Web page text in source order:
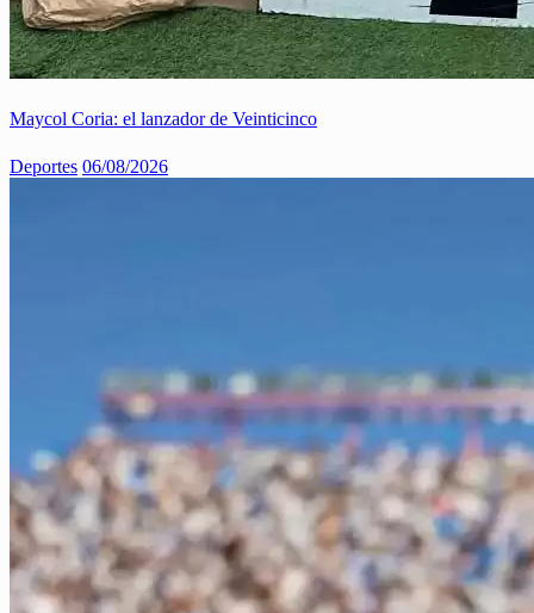
Maycol Coria: el lanzador de Veinticinco
Deportes 06/08/2026